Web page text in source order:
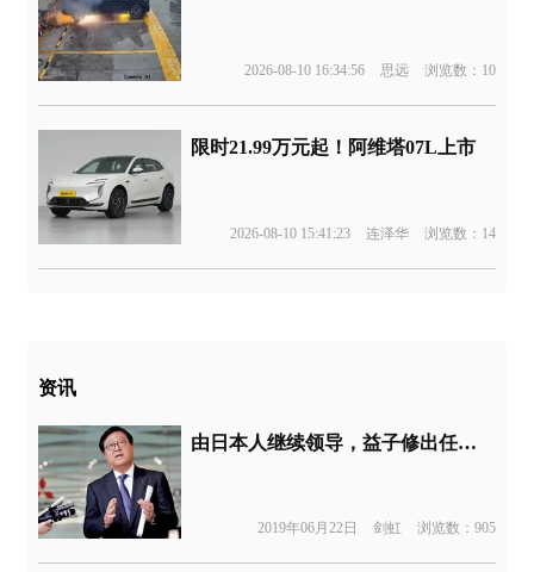
2026-08-10 16:34:56 思远 浏览数：10
限时21.99万元起！阿维塔07L上市
2026-08-10 15:41:23 连泽华 浏览数：14
资讯
由日本人继续领导，益子修出任三菱汽车董事长
2019年06月22日 剑虹 浏览数：905